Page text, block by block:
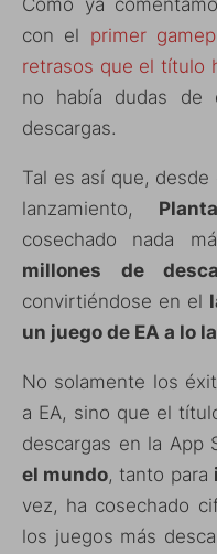
con el primer
retrasos que el título
no había dudas
descargas.
Tal es así que,
lanzamiento,
cosechado nada
millones de
convirtiéndose en el
un juego de EA a lo
No solamente los
a EA, sino que el
descargas en la App
el mundo, tanto para
vez, ha cosechado
los juegos más